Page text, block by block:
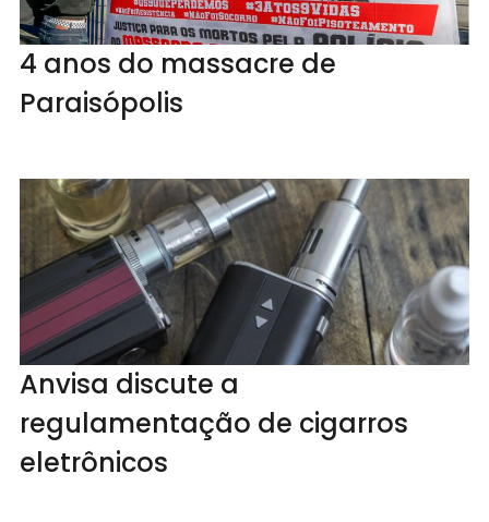
4 anos do massacre de
Paraisópolis
Anvisa discute a
regulamentação de cigarros
eletrônicos